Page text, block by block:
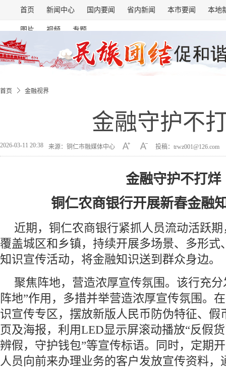
首页 新闻中心 国内要闻 省内新闻 本市要闻 本地
图片 视频 专题
首页 金融视界
金融守护不
2026-03-11 20:38 来源：铜仁市融媒体中心 投稿：trwz001@126.com
金融守护不打烊
铜仁农商银行开展新春金融
近期，铜仁农商银行紧抓人员流动活跃
覆盖城区和乡镇，持续开展多场景、多形式
知识宣传活动，将金融知识送到群众身边。
聚焦阵地，营造浓厚宣传氛围。该行充
阵地”作用，多措并举营造浓厚宣传氛围。
识宣传专区，摆放新版人民币防伪特征、假
页及海报，利用LED显示屏滚动播放“反假
辨假，守护钱包”等宣传标语。同时，定期
人员向前来办理业务的客户发放宣传资料，